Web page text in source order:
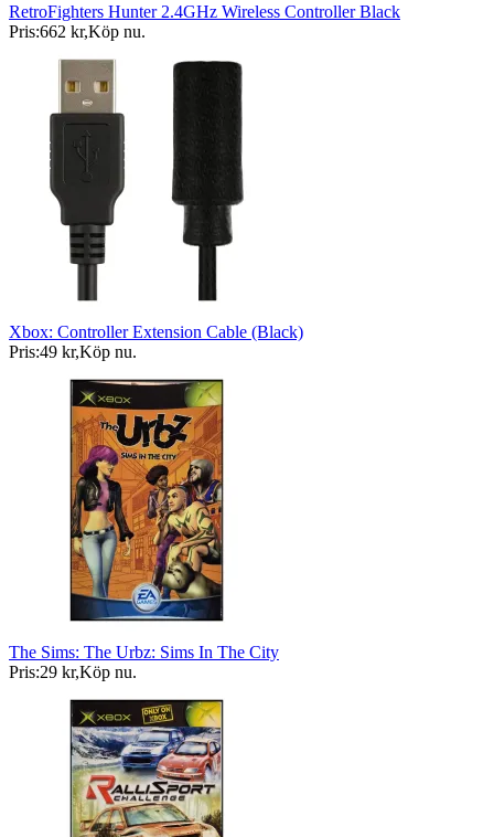
RetroFighters Hunter 2.4GHz Wireless Controller Black
Pris:662 kr,Köp nu.
Xbox: Controller Extension Cable (Black)
Pris:49 kr,Köp nu.
The Sims: The Urbz: Sims In The City
Pris:29 kr,Köp nu.